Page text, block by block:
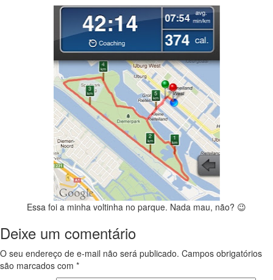
Essa foi a minha voltinha no parque. Nada mau, não? 😉
Deixe um comentário
O seu endereço de e-mail não será publicado. Campos obrigatórios
são marcados com *